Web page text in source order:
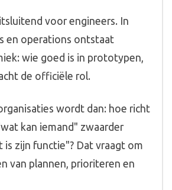
voor engineers. In
en operations ontstaat
wie goed is in prototypen,
de officiële rol.
wordt dan: hoe richt
kan iemand" zwaarder
is zijn functie"? Dat vraagt om
van plannen, prioriteren en